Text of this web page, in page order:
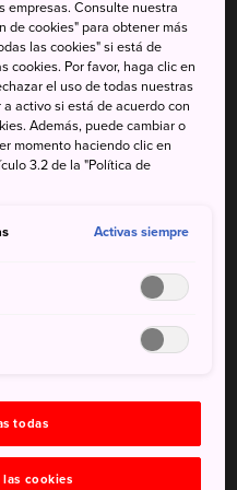
conduce a Sagano
empresas. Consulte nuestra
de cookies" para obtener más
las cookies" si está de
cookies. Por favor, haga clic en
el uso de todas nuestras
activo si está de acuerdo con
Además, puede cambiar o
momento haciendo clic en
3.2 de la "Política de
Activas siempre
todas
cookies